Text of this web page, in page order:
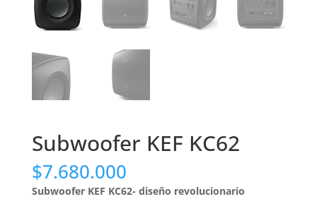
Subwoofer KEF KC62
$7.680.000
Subwoofer KEF KC62- diseño revolucionario